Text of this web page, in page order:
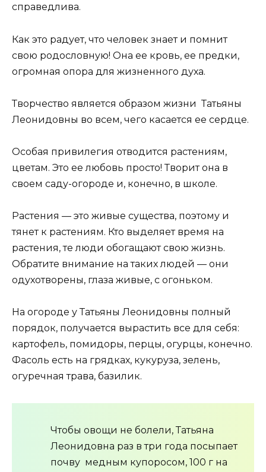
справедлива.
Как это радует, что человек знает и помнит
свою родословную! Она ее кровь, ее предки,
огромная опора для жизненного духа.
Творчество является образом жизни Татьяны
Леонидовны во всем, чего касается ее сердце.
Особая привилегия отводится растениям,
цветам. Это ее любовь просто! Творит она в
своем саду-огороде и, конечно, в школе.
Растения — это живые существа, поэтому и
тянет к растениям. Кто выделяет время на
растения, те люди обогащают свою жизнь.
Обратите внимание на таких людей — они
одухотворены, глаза живые, с огоньком.
На огороде у Татьяны Леонидовны полный
порядок, получается вырастить все для себя:
картофель, помидоры, перцы, огурцы, конечно.
Фасоль есть на грядках, кукуруза, зелень,
огуречная трава, базилик.
Чтобы овощи не болели, Татьяна
Леонидовна раз в три года посыпает
почву медным купоросом, 100 г на